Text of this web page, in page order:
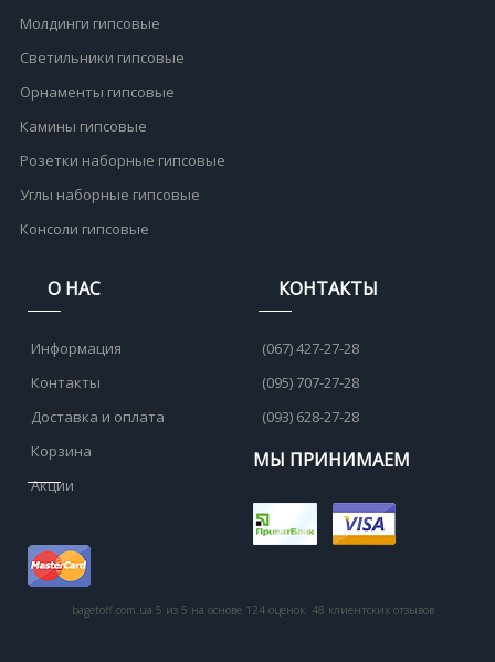
Молдинги гипсовые
Светильники гипсовые
Орнаменты гипсовые
Камины гипсовые
Розетки наборные гипсовые
Углы наборные гипсовые
Консоли гипсовые
О НАС
Информация
Контакты
Доставка и оплата
Корзина
Акции
КОНТАКТЫ
(067) 427-27-28
(095) 707-27-28
(093) 628-27-28
МЫ ПРИНИМАЕМ
bagetoff.com.ua 5 из 5 на основе 124 оценок. 48 клиентских отзывов